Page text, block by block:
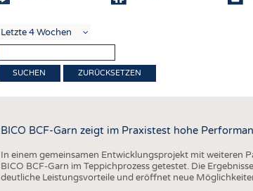
ZURÜCKSETZEN
BICO BCF-Garn zeigt im Praxistest hohe
In einem gemeinsamen Entwicklungsprojekt mit weiteren
BICO BCF-Garn im Teppichprozess getestet. Die
deutliche Leistungsvorteile und eröffnet neue